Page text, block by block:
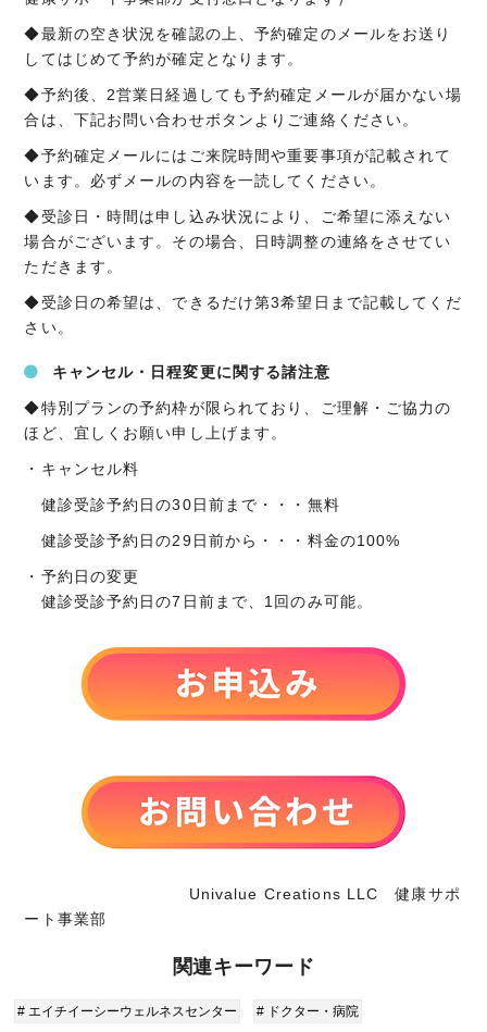
◆最新の空き状況を確認の上、予約確定のメールをお送り
してはじめて予約が確定となります。
◆予約後、2営業日経過しても予約確定メールが届かない場
合は、下記お問い合わせボタンよりご連絡ください。
◆予約確定メールにはご来院時間や重要事項が記載されて
います。必ずメールの内容を一読してください。
◆受診日・時間は申し込み状況により、ご希望に添えない
場合がございます。その場合、日時調整の連絡をさせてい
ただきます。
◆受診日の希望は、できるだけ第3希望日まで記載してくだ
さい。
キャンセル・日程変更に関する諸注意
◆特別プランの予約枠が限られており、ご理解・ご協力の
ほど、宜しくお願い申し上げます。
・キャンセル料
健診受診予約日の30日前まで・・・無料
健診受診予約日の29日前から・・・料金の100%
・予約日の変更
健診受診予約日の7日前まで、1回のみ可能。
Univalue Creations LLC 健康サポ
ート事業部
関連キーワード
# エイチイーシーウェルネスセンター # ドクター・病院